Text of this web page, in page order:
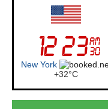
London
+21°C